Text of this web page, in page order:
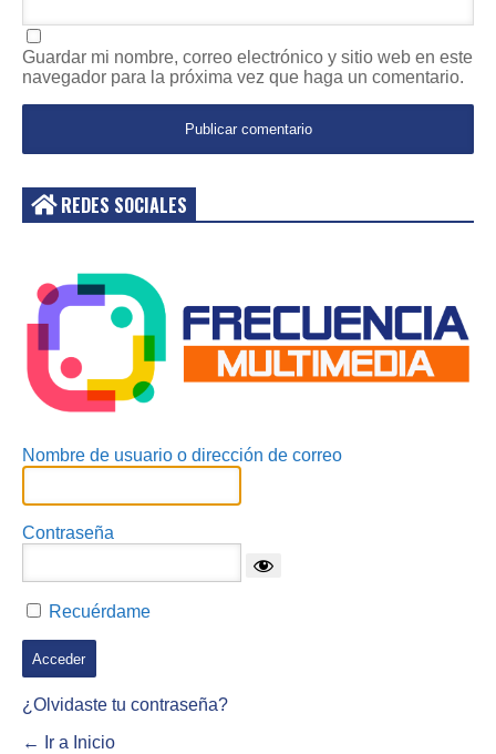
Guardar mi nombre, correo electrónico y sitio web en este
navegador para la próxima vez que haga un comentario.
REDES SOCIALES
Nombre de usuario o dirección de correo
Contraseña
Recuérdame
¿Olvidaste tu contraseña?
← Ir a Inicio